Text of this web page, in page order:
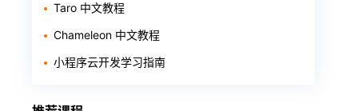
Taro 中文教程
Chameleon 中文教程
小程序云开发学习指南